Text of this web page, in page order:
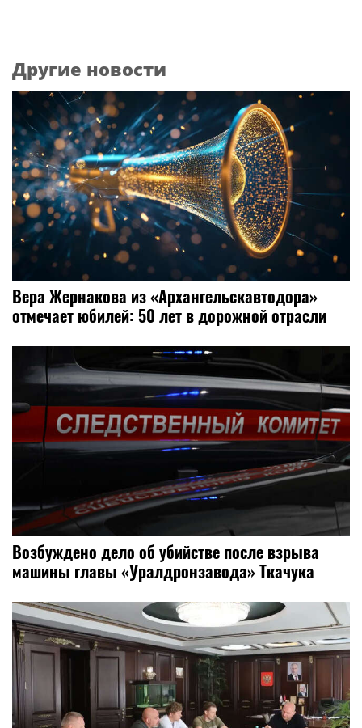
Другие новости
Вера Жернакова из «Архангельскавтодора»
отмечает юбилей: 50 лет в дорожной отрасли
Возбуждено дело об убийстве после взрыва
машины главы «Уралдронзавода» Ткачука